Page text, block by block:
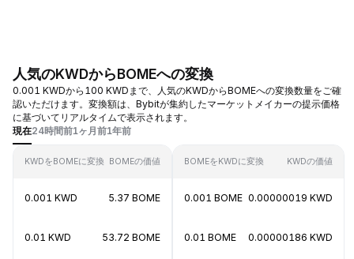
人気のKWDからBOMEへの変換
0.001 KWDから100 KWDまで、人気のKWDからBOMEへの変換数量をご確
認いただけます。変換額は、Bybitが集約したマーケットメイカーの提示価格
に基づいてリアルタイムで表示されます。
現在24時間前1ヶ月前1年前
KWDをBOMEに変換 BOMEの価値
0.001 KWD 5.37 BOME
0.01 KWD 53.72 BOME
BOMEをKWDに変換 KWDの価値
0.001 BOME 0.00000019 KWD
0.01 BOME 0.00000186 KWD